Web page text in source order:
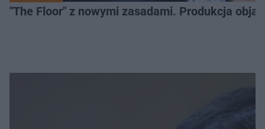
"The Floor" z nowymi zasadami. Produkcja